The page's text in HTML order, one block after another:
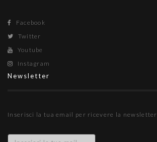
Facebook
Twitter
Youtube
Instagram
Newsletter
Inserisci la tua email per ricevere la newsletter